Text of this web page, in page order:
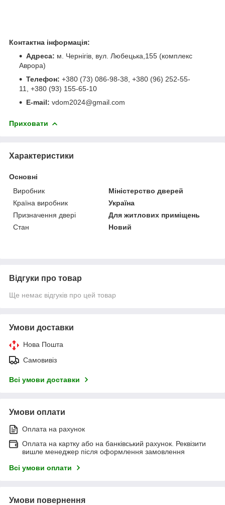
Контактна інформація:
Адреса: м. Чернігів, вул. Любецька,155 (комплекс
Аврора)
Телефон: +380 (73) 086-98-38, +380 (96) 252-55-
11, +380 (93) 155-65-10
E-mail: vdom2024@gmail.com
Приховати
Характеристики
Основні
Виробник
Міністерство дверей
Країна виробник
Україна
Призначення двері
Для житлових приміщень
Стан
Новий
Відгуки про товар
Ще немає відгуків про цей товар
Умови доставки
Нова Пошта
Самовивіз
Всі умови доставки
Умови оплати
Оплата на рахунок
Оплата на картку або на банківський рахунок. Реквізити
вишле менеджер після оформлення замовлення
Всі умови оплати
Умови повернення